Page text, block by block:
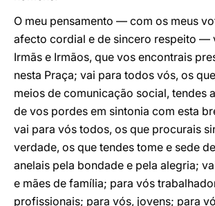
O meu pensamento — com os meus
afecto cordial e de sincero respeito —
Irmãs e Irmãos, que vos encontrais
nesta Praça; vai para todos vós, os
meios de comunicação social, tendes
de vos pordes em sintonia com esta
vai para vós todos, os que procurais
verdade, os que tendes tome e sede
anelais pela bondade e pela alegria;
e mães de família; para vós
profissionais; para vós, jovens; para